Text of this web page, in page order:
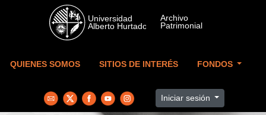
Skip to main content
QUIENES SOMOS SITIOS DE INTERÉS FONDOS
Iniciar sesión